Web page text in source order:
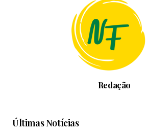
Redação
Últimas Notícias